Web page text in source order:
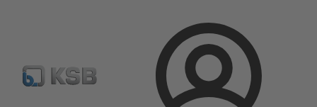
Přihlášení
Etaprime B